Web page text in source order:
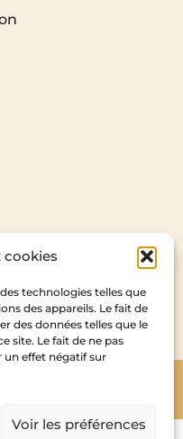
cookies
technologies telles que
des appareils. Le fait de
des données telles que le
site. Le fait de ne pas
effet négatif sur
Voir les préférences